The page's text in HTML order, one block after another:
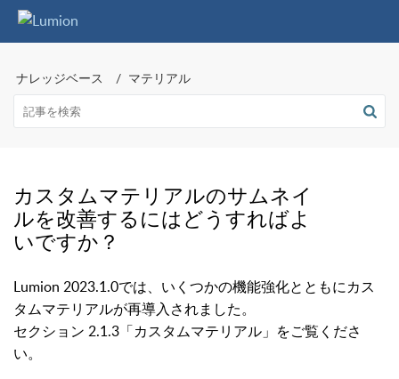
ナレッジベース マテリアル
カスタムマテリアルのサムネイ
ルを改善するにはどうすればよ
いですか？
Lumion 2023.1.0では、いくつかの機能強化とともにカス
タムマテリアルが再導入されました。
セクション 2.1.3「カスタムマテリアル」をご覧くださ
い。